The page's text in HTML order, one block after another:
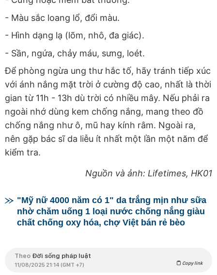
- Màu sắc loang lổ, đổi màu.
- Hình dạng lạ (lõm, nhô, đa giác).
- Sần, ngứa, chảy máu, sưng, loét.
Để phòng ngừa ung thư hắc tố, hãy tránh tiếp xúc
với ánh nắng mặt trời ở cường độ cao, nhất là thời
gian từ 11h - 13h dù trời có nhiều mây. Nếu phải ra
ngoài nhớ dùng kem chống nắng, mang theo đồ
chống nắng như ô, mũ hay kính râm. Ngoài ra,
nên gặp bác sĩ da liễu ít nhất một lần một năm để
kiểm tra.
Nguồn và ảnh: Lifetimes, HK01
"Mỹ nữ 4000 năm có 1" da trắng mịn như sữa
nhờ chăm uống 1 loại nước chống nắng giàu
chất chống oxy hóa, chợ Việt bán rẻ bèo
Theo Đời sống pháp luật
11/08/2025 21:14 (GMT +7) Copy link